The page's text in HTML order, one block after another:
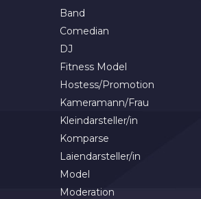
Band
Comedian
DJ
Fitness Model
Hostess/Promotion
Kameramann/Frau
Kleindarsteller/in
Komparse
Laiendarsteller/in
Model
Moderation